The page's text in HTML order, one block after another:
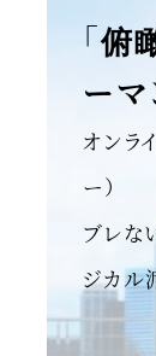
「俯
ーマ
オンラ
ー）
ブレな
ジカル